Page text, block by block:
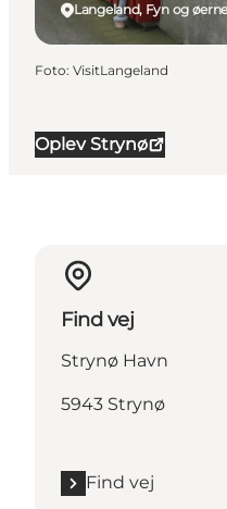
Oplev Strynø
Langeland, Fyn og
Foto: VisitLangeland
Find vej
Strynø Havn
5943 Strynø
Find vej